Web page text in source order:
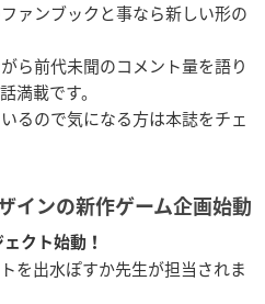
ァンブックと事なら新しい形の
ら前代未聞のコメント量を語り
満載です。
るので気になる方は本誌をチェ
インの新作ゲーム企画始動
クト始動！
を出水ぽすか先生が担当されま